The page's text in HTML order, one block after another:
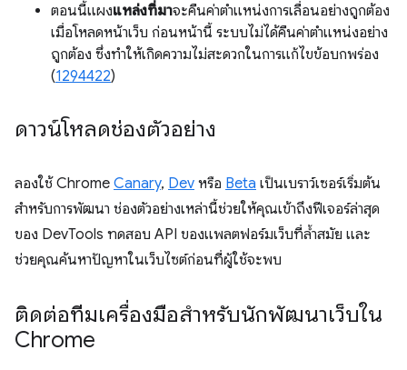
ตอนนี้แผงแหล่งที่มาจะคืนค่าตำแหน่งการเลื่อนอย่างถูกต้อง
เมื่อโหลดหน้าเว็บ ก่อนหน้านี้ ระบบไม่ได้คืนค่าตำแหน่งอย่าง
ถูกต้อง ซึ่งทำให้เกิดความไม่สะดวกในการแก้ไขข้อบกพร่อง
(1294422)
ดาวน์โหลดช่องตัวอย่าง
ลองใช้ Chrome Canary, Dev หรือ Beta เป็นเบราว์เซอร์เริ่มต้น
สำหรับการพัฒนา ช่องตัวอย่างเหล่านี้ช่วยให้คุณเข้าถึงฟีเจอร์ล่าสุด
ของ DevTools ทดสอบ API ของแพลตฟอร์มเว็บที่ล้ำสมัย และ
ช่วยคุณค้นหาปัญหาในเว็บไซต์ก่อนที่ผู้ใช้จะพบ
ติดต่อทีมเครื่องมือสำหรับนักพัฒนาเว็บใน
Chrome